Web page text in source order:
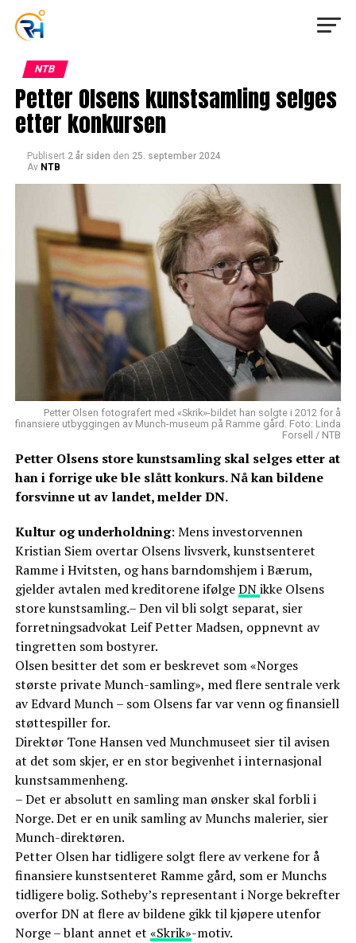
NTB
Petter Olsens kunstsamling selges
etter konkursen
Publisert 2 år siden den 25. september 2024
Av NTB
Petter Olsen fotografert med «Skrik»-bildet han solgte i 2012 for å
finansiere utbyggingen av Munch-museum på Ramme gård. Foto: Linda
Forsell / NTB
Petter Olsens store kunstsamling skal selges etter at
han i forrige uke ble slått konkurs. Nå kan bildene
forsvinne ut av landet, melder DN.
Kultur og underholdning: Mens investorvennen
Kristian Siem overtar Olsens livsverk, kunstsenteret
Ramme i Hvitsten, og hans barndomshjem i Bærum,
gjelder avtalen med kreditorene ifølgeDNikke Olsens
store kunstsamling.– Den vil bli solgt separat, sier
forretningsadvokat Leif Petter Madsen, oppnevnt av
tingretten som bostyrer.
Olsen besitter det som er beskrevet som «Norges
største private Munch-samling», med flere sentrale verk
av Edvard Munch – som Olsens far var venn og finansiell
støttespiller for.
Direktør Tone Hansen ved Munchmuseet sier til avisen
at det som skjer, er en stor begivenhet i internasjonal
kunstsammenheng.
– Det er absolutt en samling man ønsker skal forbli i
Norge. Det er en unik samling av Munchs malerier, sier
Munch-direktøren.
Petter Olsen har tidligere solgt flere av verkene for å
finansiere kunstsenteret Ramme gård, som er Munchs
tidligere bolig. Sotheby’s representant i Norge bekrefter
overfor DN at flere av bildene gikk til kjøpere utenfor
Norge – blant annet et «Skrik»-motiv.